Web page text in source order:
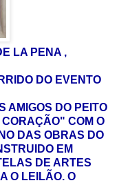
LA PENA ,
DO EVENTO
AMIGOS DO PEITO
COM O
DAS OBRAS DO
EM
DE ARTES
O LEILÃO. O